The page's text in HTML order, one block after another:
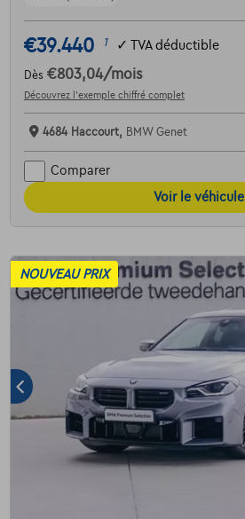
€39.440 1 ✓ TVA déductible
Dès €803,04/mois
Découvrez l’exemple chiffré complet
4684 Haccourt, BMW Genet
Comparer
Voir le véhicule
NOUVEAU PRIX